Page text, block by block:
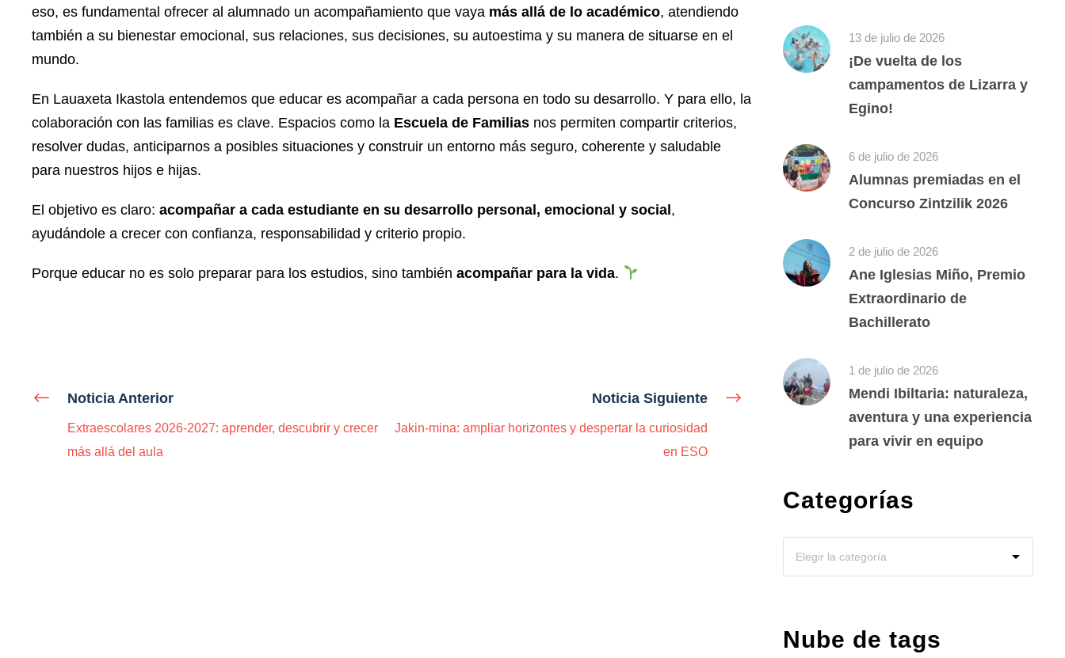
eso, es fundamental ofrecer al alumnado un acompañamiento que vaya más allá de lo académico, atendiendo
también a su bienestar emocional, sus relaciones, sus decisiones, su autoestima y su manera de situarse en el
mundo.
En Lauaxeta Ikastola entendemos que educar es acompañar a cada persona en todo su desarrollo. Y para ello, la
colaboración con las familias es clave. Espacios como la Escuela de Familias nos permiten compartir criterios,
resolver dudas, anticiparnos a posibles situaciones y construir un entorno más seguro, coherente y saludable
para nuestros hijos e hijas.
El objetivo es claro: acompañar a cada estudiante en su desarrollo personal, emocional y social ,
ayudándole a crecer con confianza, responsabilidad y criterio propio.
Porque educar no es solo preparar para los estudios, sino también acompañar para la vida.
Noticia Anterior
Extraescolares 2026-2027: aprender, descubrir y crecer
más allá del aula
Noticia Siguiente
Jakin-mina: ampliar horizontes y despertar la curiosidad
en ESO
13 de julio de 2026
¡De vuelta de los
campamentos de Lizarra y
Egino!
6 de julio de 2026
Alumnas premiadas en el
Concurso Zintzilik 2026
2 de julio de 2026
Ane Iglesias Miño, Premio
Extraordinario de
Bachillerato
1 de julio de 2026
Mendi Ibiltaria: naturaleza,
aventura y una experiencia
para vivir en equipo
Categorías
Nube de tags